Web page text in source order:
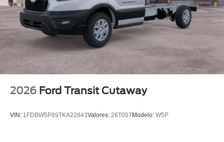
2026 Ford Transit Cutaway
VIN: 1FDBW5P89TKA22843Valores: 26T057 Modelo: W5P